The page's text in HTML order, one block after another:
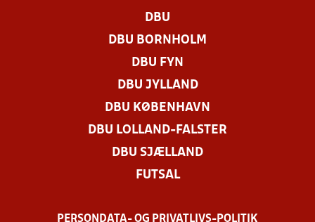
DBU
DBU BORNHOLM
DBU FYN
DBU JYLLAND
DBU KØBENHAVN
DBU LOLLAND-FALSTER
DBU SJÆLLAND
FUTSAL
PERSONDATA- OG PRIVATLIVS-POLITIK